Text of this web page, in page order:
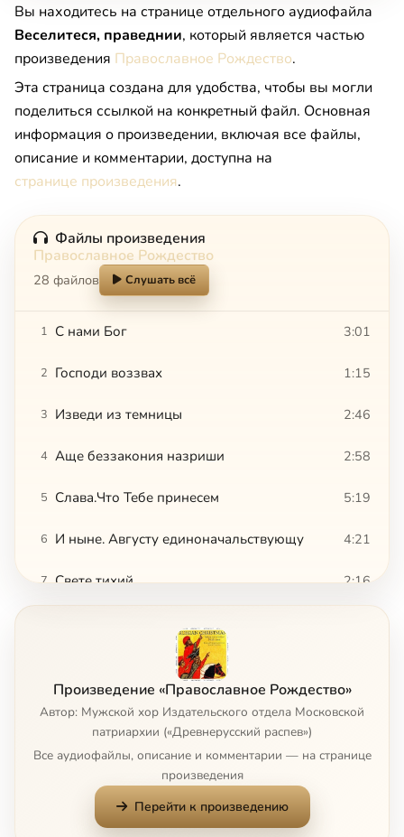
Вы находитесь на странице отдельного аудиофайла
Веселитеся, праведнии, который является частью
произведения Православное Рождество.
Эта страница создана для удобства, чтобы вы могли
поделиться ссылкой на конкретный файл. Основная
информация о произведении, включая все файлы,
описание и комментарии, доступна на
странице произведения.
Файлы произведения
Православное Рождество
28 файлов Слушать всё
1 С нами Бог 3:01
2 Господи воззвах 1:15
3 Изведи из темницы 2:46
4 Аще беззакония назриши 2:58
5 Слава.Что Тебе принесем 5:19
6 И ныне. Августу единоначальствующу 4:21
7 Свете тихий 2:16
10 Тропарь Рождества Христова (одноголосье) 1:38
11
Величание
Слава в вышних Богу
Произведение «Православное Рождество»
Автор: Мужской хор Издательского отдела Московской
патриархии («Древнерусский распев»)
Все аудиофайлы, описание и комментарии — на странице
произведения
Перейти к произведению